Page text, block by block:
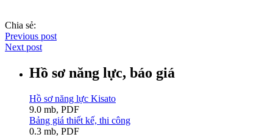
Chia sẻ:
Previous post
Next post
Hồ sơ năng lực, báo giá
Hồ sơ năng lực Kisato
9.0 mb, PDF
Bảng giá thiết kế, thi công
0.3 mb, PDF